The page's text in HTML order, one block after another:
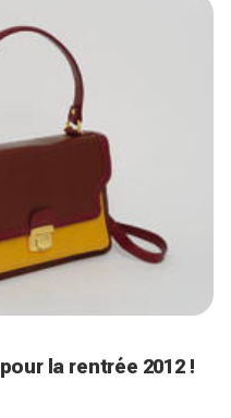
la rentrée 2012 !